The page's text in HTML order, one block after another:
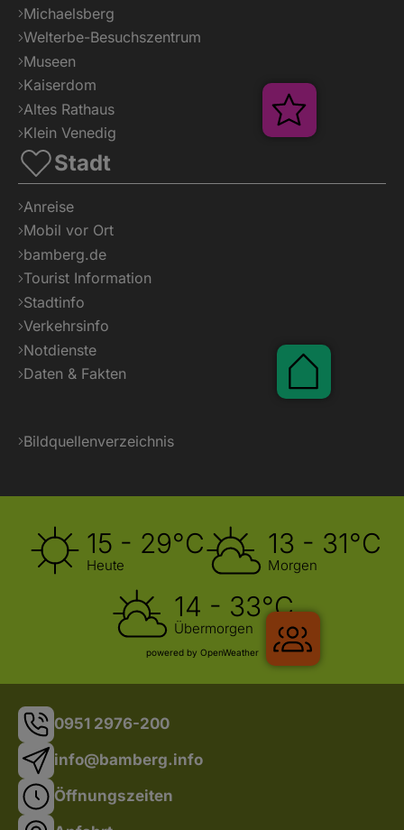
Michaelsberg
Welterbe-Besuchszentrum
Museen
Kaiserdom
Altes Rathaus
Klein Venedig
Stadt
Anreise
Mobil vor Ort
bamberg.de
Tourist Information
Stadtinfo
Verkehrsinfo
Notdienste
Daten & Fakten
Bildquellenverzeichnis
15 - 29°C
Heute
13 - 31°C
Morgen
14 - 33°C
Übermorgen
powered by OpenWeather
0951 2976-200
info@bamberg.info
Öffnungszeiten